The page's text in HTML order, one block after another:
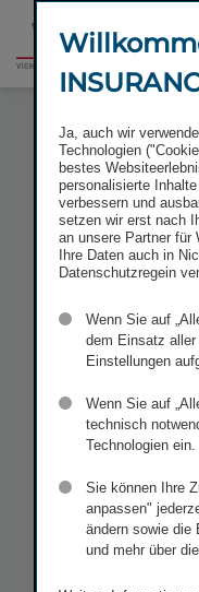
springen
Fußzeile
springen
Zur
Startseite
ORDENTLICHE
INSURANCE GROUP
GRUPPE) VERSCHOBEN
der
Ja, auch wir
Technologien
bestes
personalisierte
verbessern und
setzen wir erst nach
an unsere Partner für
Ihre Daten auch in
Datenschutzregein
Wenn Sie auf
dem Einsatz
Einstellungen
Wenn Sie auf
technisch
Technologien ein.
Sie können Ihre
anpassen"
ändern sowie die
und mehr über